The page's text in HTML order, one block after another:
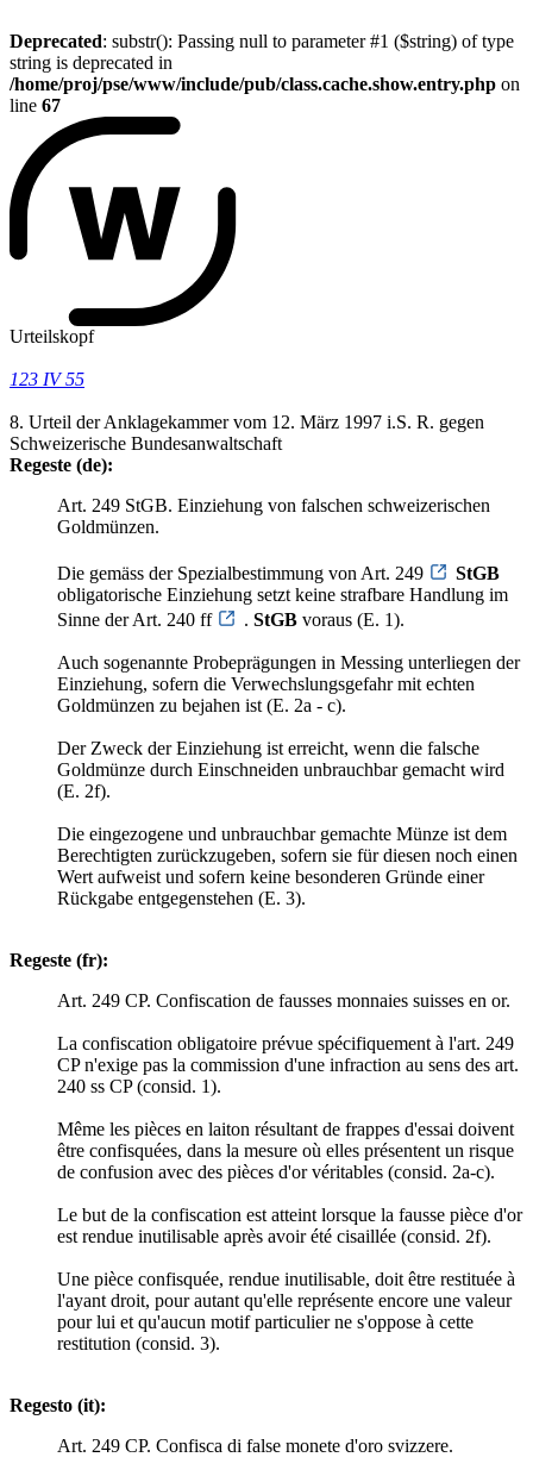
Deprecated: substr(): Passing null to parameter #1 ($string) of type
string is deprecated in
/home/proj/pse/www/include/pub/class.cache.show.entry.php on
line 67
Urteilskopf
123 IV 55
8. Urteil der Anklagekammer vom 12. März 1997 i.S. R. gegen
Schweizerische Bundesanwaltschaft
Regeste (de):
Art. 249 StGB. Einziehung von falschen schweizerischen
Goldmünzen.
Die gemäss der Spezialbestimmung von Art. 249
StGB
obligatorische Einziehung setzt keine strafbare Handlung im
Sinne der Art. 240 ff
. StGB voraus (E. 1).
Auch sogenannte Probeprägungen in Messing unterliegen der
Einziehung, sofern die Verwechslungsgefahr mit echten
Goldmünzen zu bejahen ist (E. 2a - c).
Der Zweck der Einziehung ist erreicht, wenn die falsche
Goldmünze durch Einschneiden unbrauchbar gemacht wird
(E. 2f).
Die eingezogene und unbrauchbar gemachte Münze ist dem
Berechtigten zurückzugeben, sofern sie für diesen noch einen
Wert aufweist und sofern keine besonderen Gründe einer
Rückgabe entgegenstehen (E. 3).
Regeste (fr):
Art. 249 CP. Confiscation de fausses monnaies suisses en or.
La confiscation obligatoire prévue spécifiquement à l'art. 249
CP n'exige pas la commission d'une infraction au sens des art.
240 ss CP (consid. 1).
Même les pièces en laiton résultant de frappes d'essai doivent
être confisquées, dans la mesure où elles présentent un risque
de confusion avec des pièces d'or véritables (consid. 2a-c).
Le but de la confiscation est atteint lorsque la fausse pièce d'or
est rendue inutilisable après avoir été cisaillée (consid. 2f).
Une pièce confisquée, rendue inutilisable, doit être restituée à
l'ayant droit, pour autant qu'elle représente encore une valeur
pour lui et qu'aucun motif particulier ne s'oppose à cette
restitution (consid. 3).
Regesto (it):
Art. 249 CP. Confisca di false monete d'oro svizzere.